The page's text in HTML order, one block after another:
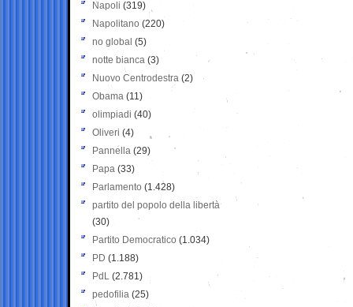
Napoli (319)
Napolitano (220)
no global (5)
notte bianca (3)
Nuovo Centrodestra (2)
Obama (11)
olimpiadi (40)
Oliveri (4)
Pannella (29)
Papa (33)
Parlamento (1.428)
partito del popolo della libertà
(30)
Partito Democratico (1.034)
PD (1.188)
PdL (2.781)
pedofilia (25)